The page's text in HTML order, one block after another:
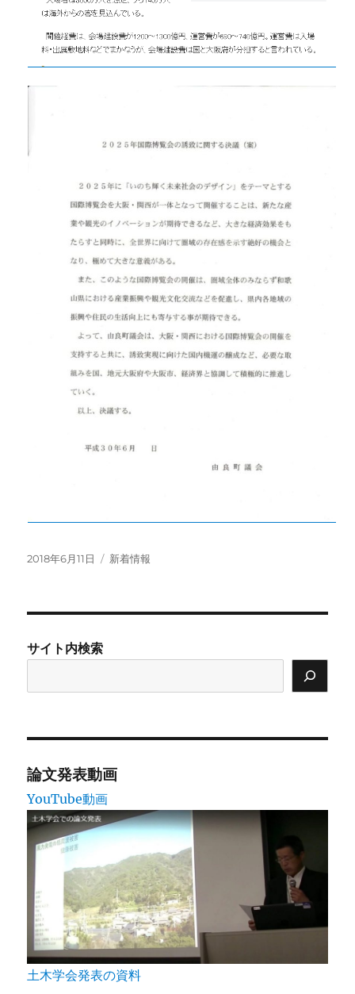
投
2018年6月11日
カ
新着情報
サイト内検索
論文発表動画
YouTube動画
土木学会発表の資料